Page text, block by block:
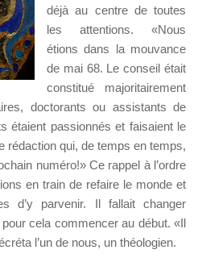
déjà au centre de toutes
les attentions. «Nous
étions dans la mouvance
de mai 68. Le conseil était
constitué majoritairement
doctorants ou assistants de
étaient passionnés et faisaient le
rédaction qui, de temps en temps,
numéro!» Ce rappel à l’ordre
en train de refaire le monde et
d’y parvenir. Il fallait changer
cela commencer au début. «Il
l’un de nous, un théologien.